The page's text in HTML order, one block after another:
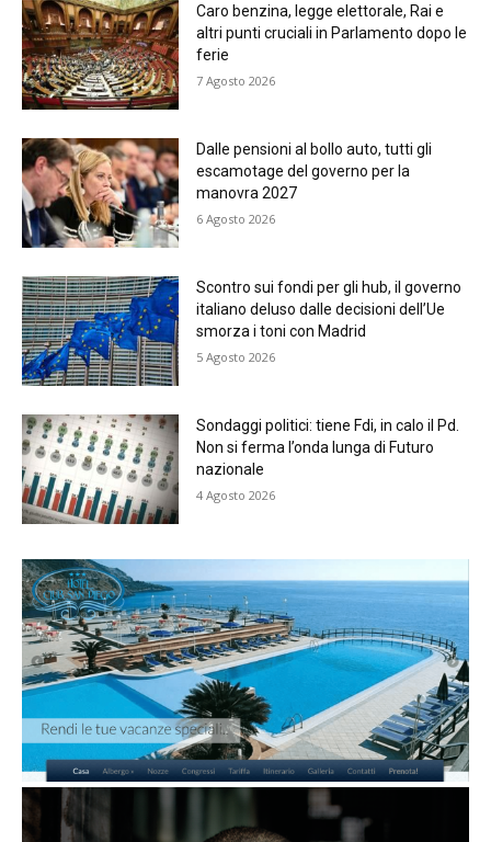
Caro benzina, legge elettorale, Rai e
altri punti cruciali in Parlamento dopo le
ferie
7 Agosto 2026
Dalle pensioni al bollo auto, tutti gli
escamotage del governo per la
manovra 2027
6 Agosto 2026
Scontro sui fondi per gli hub, il governo
italiano deluso dalle decisioni dell’Ue
smorza i toni con Madrid
5 Agosto 2026
Sondaggi politici: tiene Fdi, in calo il Pd.
Non si ferma l’onda lunga di Futuro
nazionale
4 Agosto 2026